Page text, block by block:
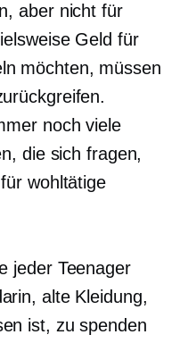
aber nicht für
Geld für
möchten, müssen
noch viele
die sich fragen,
wohltätige
jeder Teenager
alte Kleidung,
ist, zu spenden